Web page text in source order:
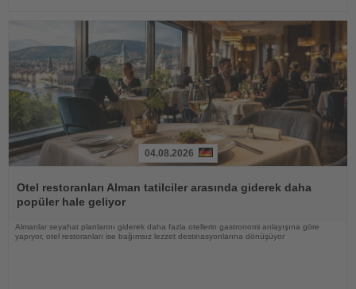
Oku
04.08.2026
Otel restoranları Alman tatilciler arasında giderek daha
popüler hale geliyor
Almanlar seyahat planlarını giderek daha fazla otellerin gastronomi anlayışına göre
yapıyor, otel restoranları ise bağımsız lezzet destinasyonlarına dönüşüyor